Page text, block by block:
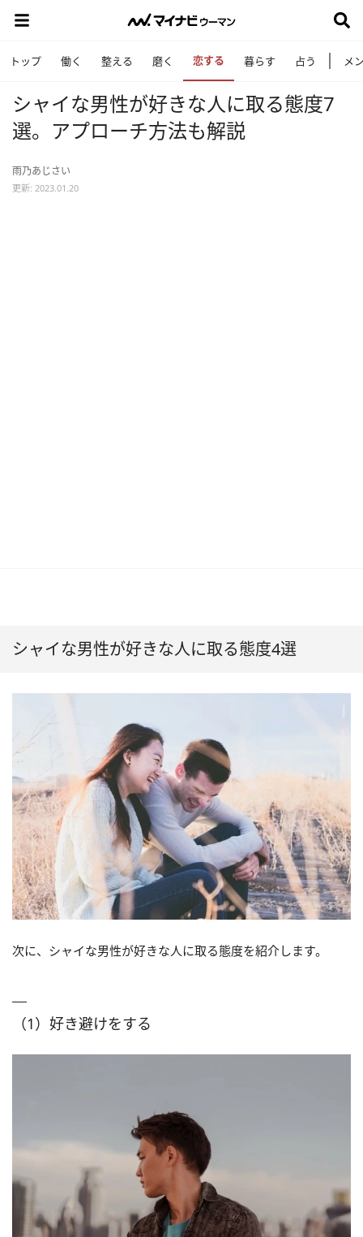
トップ 働く 整える 磨く 恋する 暮らす 占う メ
シャイな男性が好きな人に取る態度7
選。アプローチ方法も解説
雨乃あじさい
更新: 2023.01.20
シャイな男性が好きな人に取る態度4選
次に、シャイな男性が好きな人に取る態度を紹介します。
（1）好き避けをする